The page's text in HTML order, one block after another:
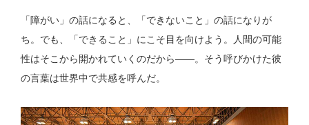
「障がい」の話になると、「できないこと」の話になりが
ち。でも、「できること」にこそ目を向けよう。人間の可能
性はそこから開かれていくのだから——。そう呼びかけた彼
の言葉は世界中で共感を呼んだ。